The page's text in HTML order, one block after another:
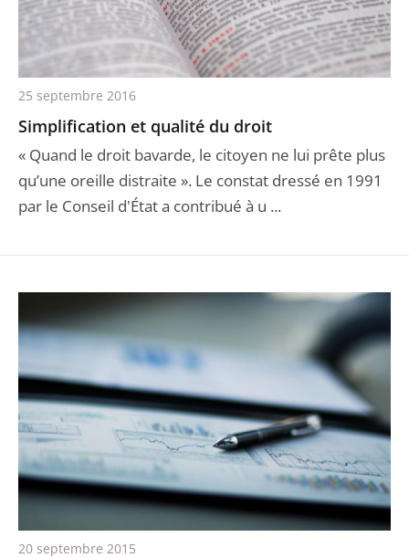
Simplification et qualité du droit
« Quand le droit bavarde, le citoyen ne lui prête plus
qu’une oreille distraite ». Le constat dressé en 1991
par le Conseil d'État a contribué à u ...
25 septembre 2016
20 septembre 2015